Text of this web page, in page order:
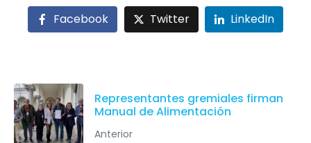
Facebook Twitter LinkedIn
Representantes gremiales firman
Manual de Alimentación
Anterior